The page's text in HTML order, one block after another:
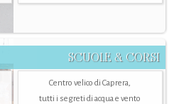
SCUOLE & CORSI
Centro velico di Caprera,
tutti i segreti di acqua e vento